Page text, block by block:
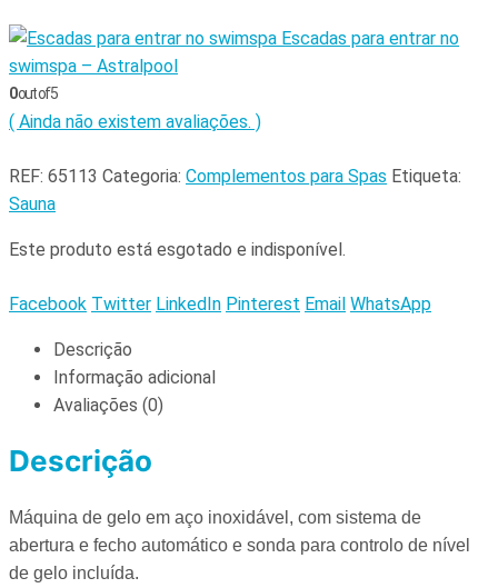
Escadas para entrar no
swimspa – Astralpool
0out of 5
( Ainda não existem avaliações. )
REF: 65113 Categoria: Complementos para Spas Etiqueta:
Sauna
Este produto está esgotado e indisponível.
Facebook Twitter LinkedIn Pinterest Email WhatsApp
Descrição
Informação adicional
Avaliações (0)
Descrição
Máquina de gelo em aço inoxidável, com sistema de
abertura e fecho automático e sonda para controlo de nível
de gelo incluída.